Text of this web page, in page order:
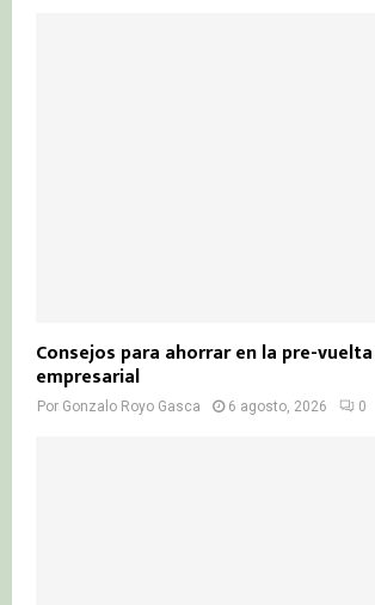
Consejos para ahorrar en la pre-
empresarial
Por Gonzalo Royo Gasca 6 agosto, 2026 0